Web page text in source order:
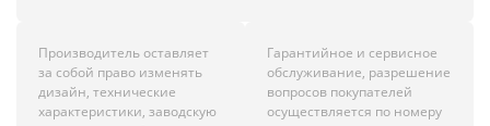
Производитель оставляет
за собой право изменять
дизайн, технические
характеристики, заводскую
Гарантийное и сервисное
обслуживание, разрешение
вопросов покупателей
осуществляется по номеру